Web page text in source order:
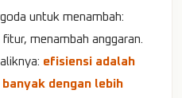
untuk menambah:
menambah anggaran.
efisiensi adalah
dengan lebih